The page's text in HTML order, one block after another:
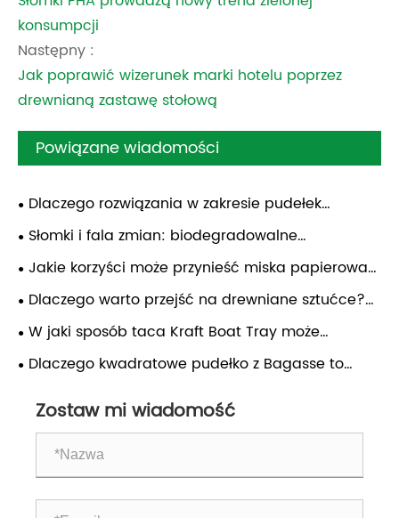
konsumpcji
Następny :
Jak poprawić wizerunek marki hotelu poprzez
drewnianą zastawę stołową
Powiązane wiadomości
Dlaczego rozwiązania w zakresie pudełek
papierowych są przyszłością zrównoważonych
Słomki i fala zmian: biodegradowalne
rozwiązania dla czystszej przyszłości
Jakie korzyści może przynieść miska papierowa
przeznaczona do kontaktu z żywnością globalnym
operatorom cateringu i dań na wynos?
Dlaczego warto przejść na drewniane sztućce?
Rewolucja w gastronomii przyjaznej środowisku
W jaki sposób taca Kraft Boat Tray może
zrewolucjonizować ekologiczne rozwiązania w
zakresie pakowania żywności?
Dlaczego kwadratowe pudełko z Bagasse to
żywności?
Zostaw mi wiadomość